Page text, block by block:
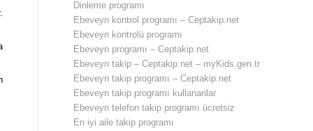
Dinleme programı
Ebeveyn kontrol programı – Ceptakip.net
Ebeveyn kontrolü programı
Ebeveyn programı – Ceptakip.net
Ebeveyn takip – Ceptakip.net – myKids.gen.tr
Ebeveyn takip programı – Ceptakip.net
Ebeveyn takip programı kullananlar
Ebeveyn telefon takip programı ücretsiz
En iyi aile takip programı